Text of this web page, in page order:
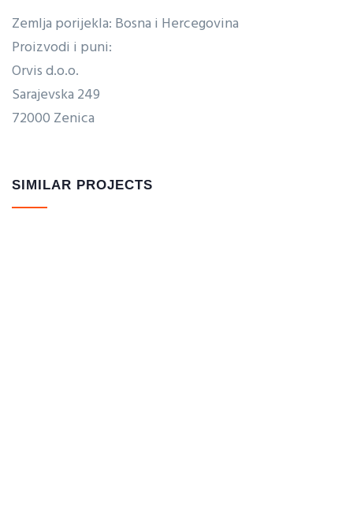
Zemlja porijekla: Bosna i Hercegovina
Proizvodi i puni:
Orvis d.o.o.
Sarajevska 249
72000 Zenica
SIMILAR PROJECTS